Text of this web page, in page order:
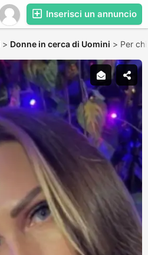
Inserisci un annuncio
> Donne in cerca di Uomini > Per